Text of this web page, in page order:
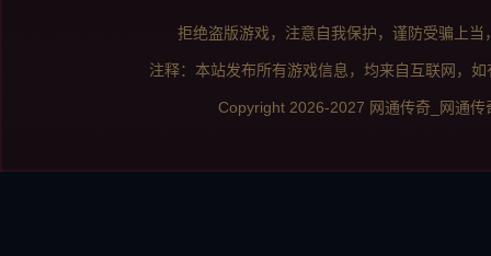
拒绝盗版游戏，注意自我保护，谨防受骗上
注释：本站发布所有游戏信息，均来自互联网，
Copyright 2026-2027 网通传奇_网通